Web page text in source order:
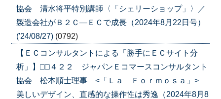
協会 清水将平特別講師〈「シェリーショップ」〉／
製造会社がＢ２Ｃ―ＥＣで成長（2024年8月22日号）
('24/08/27) (0792)
【ＥＣコンサルタントによる「勝手にＥＣサイト分
析」】□□４２２ ジャパンＥコマースコンサルタント
協会 松本順士理事 <「Ｌａ Ｆｏｒｍｏｓａ」>
美しいデザイン、直感的な操作性は秀逸（2024年8月8